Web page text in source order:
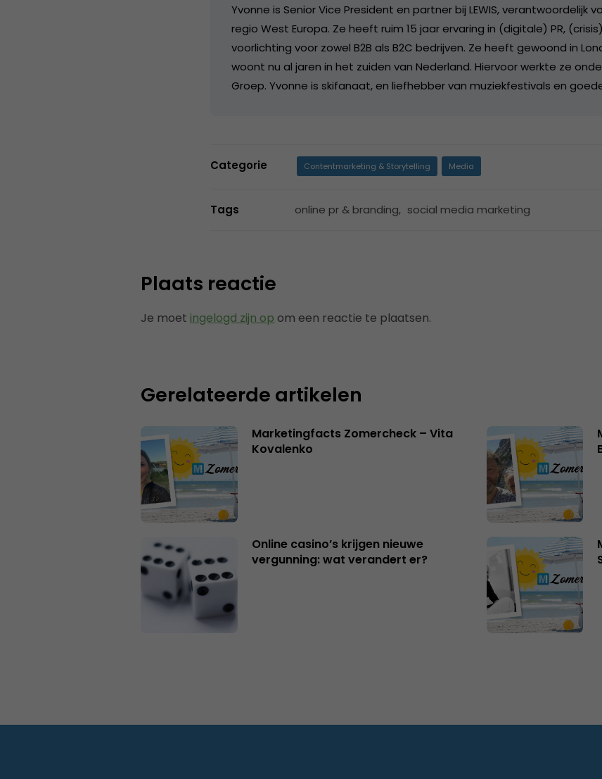
Yvonne is Senior Vice President en partner bij LEWIS, verantwoordelijk
regio West Europa. Ze heeft ruim 15 jaar ervaring in (digitale) PR,
voorlichting voor zowel B2B als B2C bedrijven. Ze heeft gewoond in
woont nu al jaren in het zuiden van Nederland. Hiervoor werkte ze
Groep. Yvonne is skifanaat, en liefhebber van muziekfestivals en
Categorie Contentmarketing & Storytelling Media
Tags online pr & branding, social media marketing
Plaats reactie
Je moet ingelogd zijn op om een reactie te plaatsen.
Gerelateerde artikelen
Marketingfacts Zomercheck – Vita
Kovalenko
Online casino’s krijgen nieuwe
vergunning: wat verandert er?